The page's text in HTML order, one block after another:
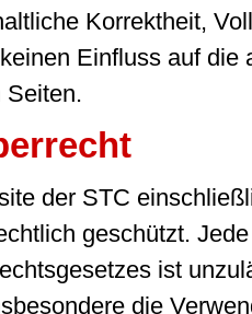
Korrektheit,
Einfluss auf die
Seiten.
der STC
geschützt.
ist
die